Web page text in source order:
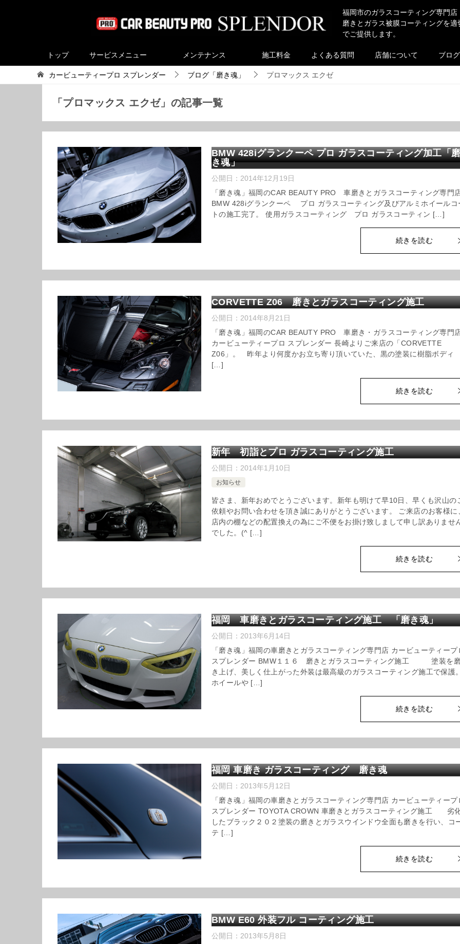
福岡市のガラスコーティング専門店
磨きとガラス被膜コーティングを適
でご提供します。
トップ サービスメニュー メンテナンス 施工料金 よくある質問 店舗について ブロ
カービューティープロ スプレンダー ブログ「磨き魂」 プロマックス エクゼ
「プロマックス エクゼ」の記事一覧
BMW 428iグランクーペ プロ ガラスコーティング加工「
き魂」
公開日： 2014年12月19日
「磨き魂」福岡のCAR BEAUTY PRO 車磨きとガラスコーティング専門
BMW 428iグランクーペ プロ ガラスコーティング及びアルミホイールコ
トの施工完了。 使用ガラスコーティング プロ ガラスコーティン […]
続きを読む
CORVETTE Z06 磨きとガラスコーティング施工
公開日： 2014年8月21日
「磨き魂」福岡のCAR BEAUTY PRO 車磨き・ガラスコーティング専門
カービューティープロ スプレンダー 長崎よりご来店の「CORVETTE
Z06」。 昨年より何度かお立ち寄り頂いていた、黒の塗装に樹脂ボディ
[…]
続きを読む
新年 初詣とプロ ガラスコーティング施工
公開日： 2014年1月10日
お知らせ
皆さま、新年おめでとうございます。新年も明けて早10日、早くも沢山の
依頼やお問い合わせを頂き誠にありがとうございます。 ご来店のお客様に
店内の棚などの配置換えの為にご不便をお掛け致しまして申し訳ありませ
でした。(^ […]
続きを読む
福岡 車磨きとガラスコーティング施工 「磨き魂」
公開日： 2013年6月14日
「磨き魂」福岡の車磨きとガラスコーティング専門店 カービューティープ
スプレンダー BMW１１６ 磨きとガラスコーティング施工 塗装を
き上げ、美しく仕上がった外装は最高級のガラスコーティング施工で保護
ホイールや […]
続きを読む
福岡 車磨き ガラスコーティング 磨き魂
公開日： 2013年5月12日
「磨き魂」福岡の車磨きとガラスコーティング専門店 カービューティープ
スプレンダー TOYOTA CROWN 車磨きとガラスコーティング施工 劣
したブラック２０２塗装の磨きとガラスウインドウ全面も磨きを行い、コ
テ […]
続きを読む
BMW E60 外装フル コーティング施工
公開日： 2013年5月8日